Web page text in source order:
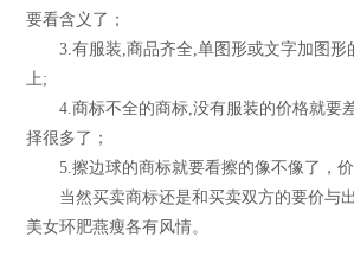
要看含义了；
3.有服装,商品齐全,单图形或文字加图形
上;
4.商标不全的商标,没有服装的价格就要
择很多了；
5.擦边球的商标就要看擦的像不像了，价
当然买卖商标还是和买卖双方的要价与
美女环肥燕瘦各有风情。